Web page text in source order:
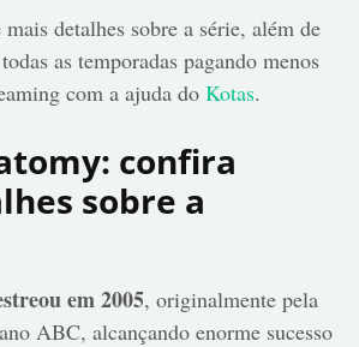
detalhes sobre a série, além de
as temporadas pagando menos
com a ajuda doKotas.
confira
sobre a
em 2005, originalmente pela
ABC, alcançando enorme sucesso